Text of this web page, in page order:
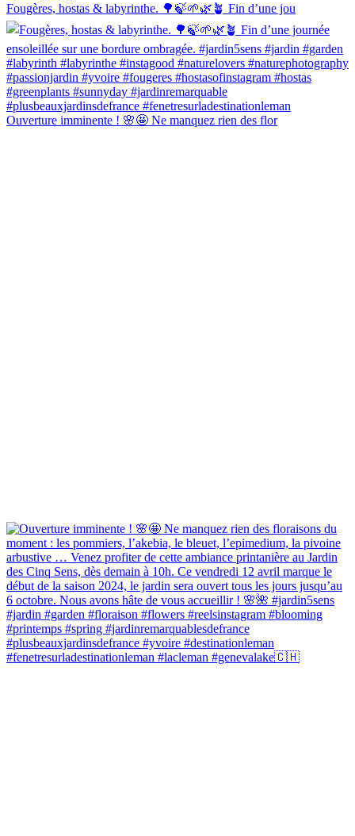
Fougères, hostas & labyrinthe. 🌳🍃🌱🌿🪴 Fin d’une jou
Ouverture imminente ! 🌸🤩 Ne manquez rien des flor